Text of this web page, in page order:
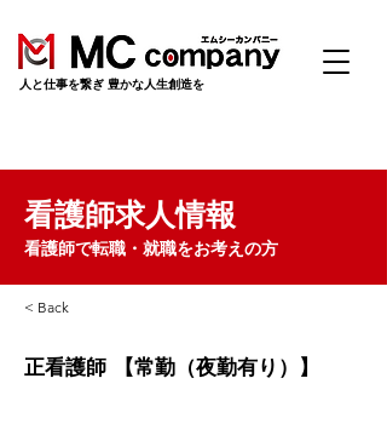
​人と仕事を繋ぎ 豊かな人生創造を
看護師求人情報
看護師で転職・就職をお考えの方
< Back
正看護師 【常勤（夜勤有り）】